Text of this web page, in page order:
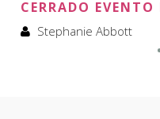
CERRADO EVENTO
Stephanie Abbott